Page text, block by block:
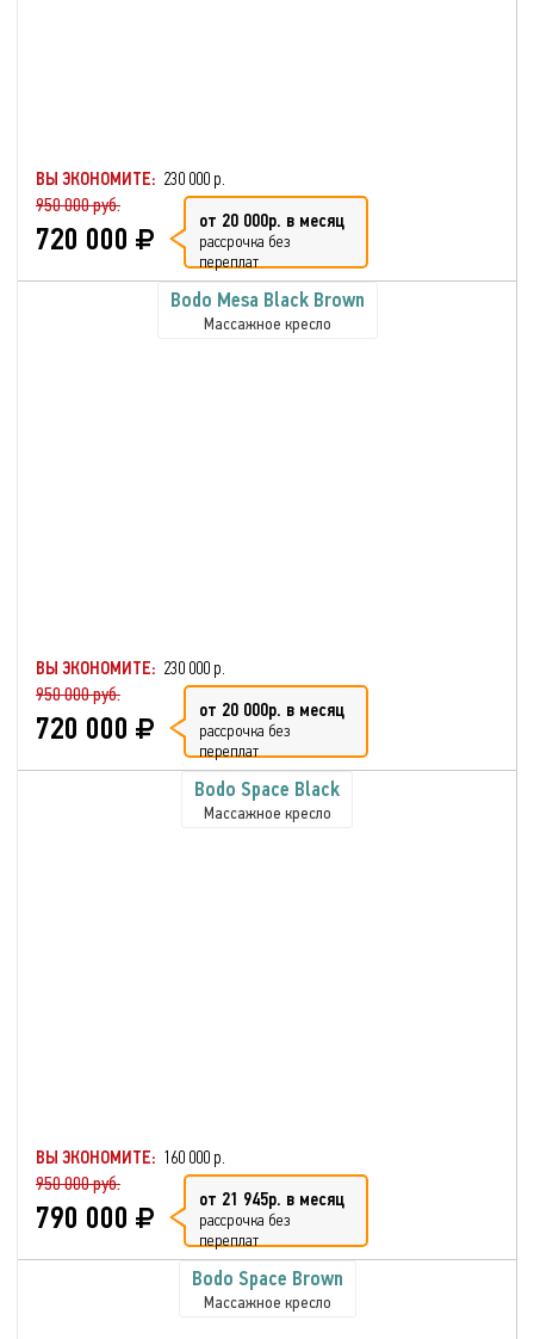
ВЫ ЭКОНОМИТЕ: 230 000 р.
950 000 руб.
720 000 от 20 000р. в месяц
рассрочка без
переплат
Bodo Mesa Black Brown
Массажное кресло
ВЫ ЭКОНОМИТЕ: 230 000 р.
950 000 руб.
720 000 от 20 000р. в месяц
рассрочка без
переплат
Bodo Space Black
Массажное кресло
ВЫ ЭКОНОМИТЕ: 160 000 р.
950 000 руб.
790 000 от 21 945р. в месяц
рассрочка без
переплат
Bodo Space Brown
Массажное кресло